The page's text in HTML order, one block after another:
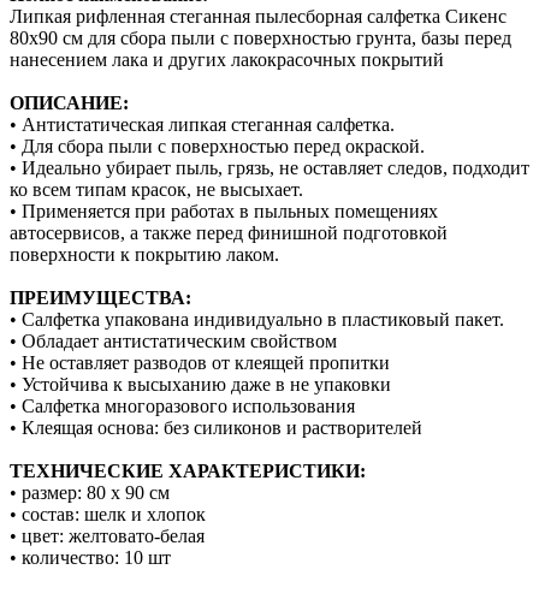
Липкая рифленная стеганная пылесборная салфетка Сикенс
80х90 см для сбора пыли с поверхностью грунта, базы перед
нанесением лака и других лакокрасочных покрытий
ОПИСАНИЕ:
• Антистатическая липкая стеганная салфетка.
• Для сбора пыли с поверхностью перед окраской.
• Идеально убирает пыль, грязь, не оставляет следов, подходит
ко всем типам красок, не высыхает.
• Применяется при работах в пыльных помещениях
автосервисов, а также перед финишной подготовкой
поверхности к покрытию лаком.
ПРЕИМУЩЕСТВА:
• Салфетка упакована индивидуально в пластиковый пакет.
• Обладает антистатическим свойством
• Не оставляет разводов от клеящей пропитки
• Устойчива к высыханию даже в не упаковки
• Салфетка многоразового использования
• Клеящая основа: без силиконов и растворителей
ТЕХНИЧЕСКИЕ ХАРАКТЕРИСТИКИ:
• размер: 80 х 90 см
• состав: шелк и хлопок
• цвет: желтовато-белая
• количество: 10 шт